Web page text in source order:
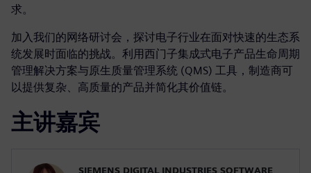
求。
加入我们的网络研讨会，探讨电子行业在面对快速的生态系
统发展时面临的挑战。利用西门子集成式电子产品生命周期
管理解决方案与原生质量管理系统 (QMS) 工具，制造商可
以提供复杂、高质量的产品并简化其价值链。
主讲嘉宾
SIEMENS DIGITAL INDUSTRIES SOFTWARE